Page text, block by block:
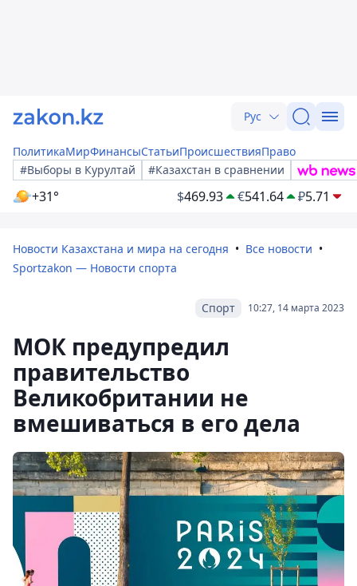
Рус
ПолитикаМирФинансыСтатьиПроисшествияПраво
#Выборы в Курултай
#Казахстан в сравнении
+31° $469.93 €541.64 ₽5.71
Новости Казахстана и мира на сегодня
Все новости
Sportzakon — Новости спорта
10:27, 14 марта 2023
Спорт
МОК предупредил
правительство
Великобритании не
вмешиваться в его дела